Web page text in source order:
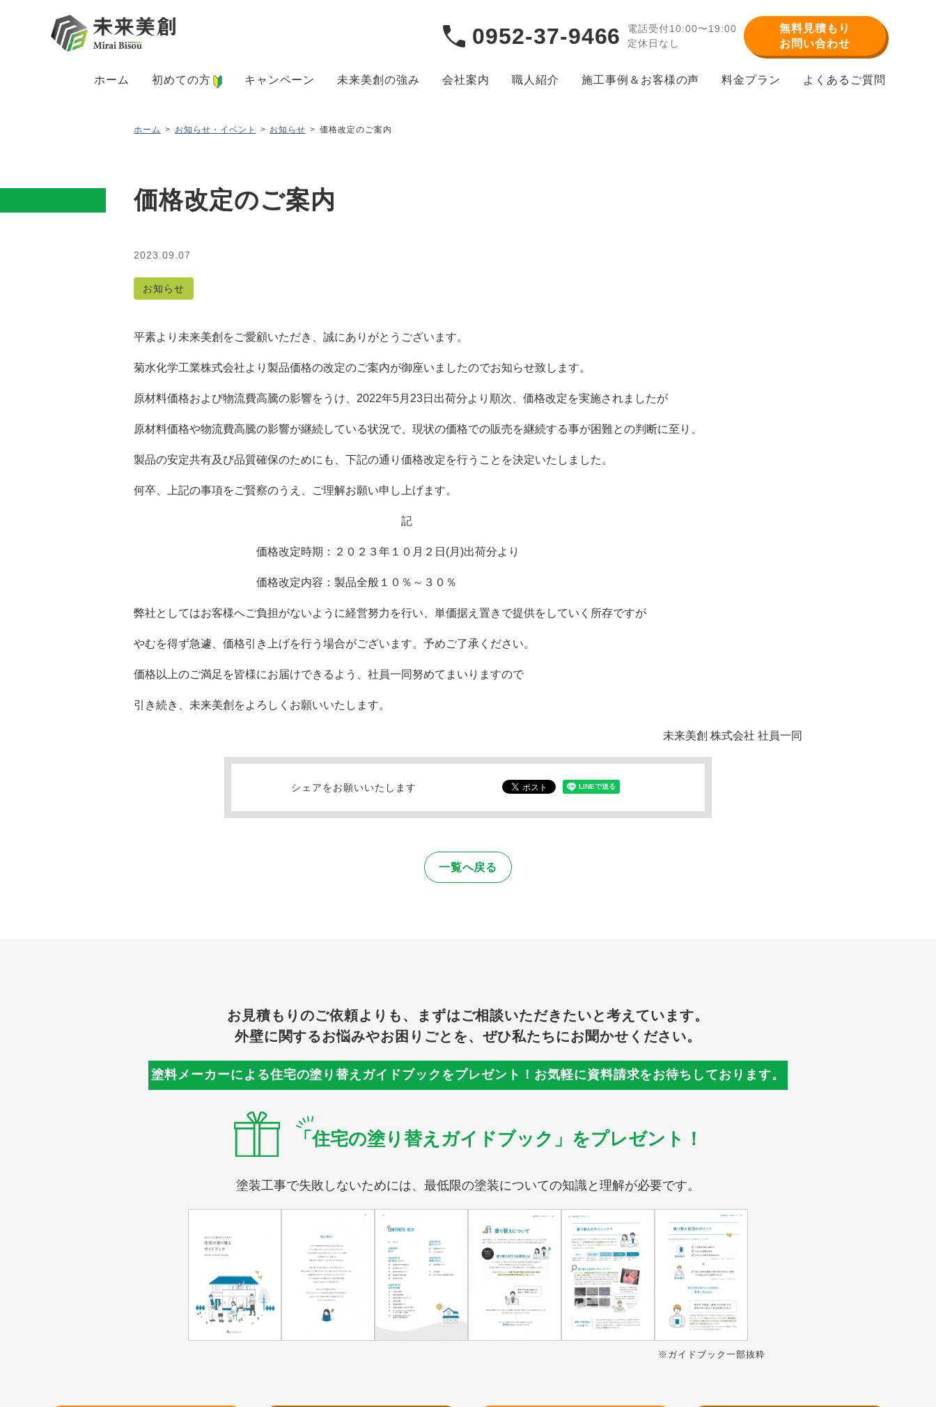
0952-37-9466
電話受付10:00〜19:00
定休日なし
無料見積もり
お問い合わせ
ホーム 初めての方 キャンペーン 未来美創の強み 会社案内 職人紹介 施工事例＆お客様の声 料金プラン よくあるご質問
ホーム > お知らせ・イベント > お知らせ > 価格改定のご案内
価格改定のご案内
2023.09.07
お知らせ
平素より未来美創をご愛顧いただき、誠にありがとうございます。
菊水化学工業株式会社より製品価格の改定のご案内が御座いましたのでお知らせ致します。
原材料価格および物流費高騰の影響をうけ、2022年5月23日出荷分より順次、価格改定を実施されましたが
原材料価格や物流費高騰の影響が継続している状況で、現状の価格での販売を継続する事が困難との判断に至り、
製品の安定共有及び品質確保のためにも、下記の通り価格改定を行うことを決定いたしました。
何卒、上記の事項をご賢察のうえ、ご理解お願い申し上げます。
記
価格改定時期：２０２３年１０月２日(月)出荷分より
価格改定内容：製品全般１０％～３０％
弊社としてはお客様へご負担がないように経営努力を行い、単価据え置きで提供をしていく所存ですが
やむを得ず急遽、価格引き上げを行う場合がございます。予めご了承ください。
価格以上のご満足を皆様にお届けできるよう、社員一同努めてまいりますので
引き続き、未来美創をよろしくお願いいたします。
未来美創 株式会社 社員一同
シェアをお願いいたします
一覧へ戻る
お見積もりのご依頼よりも、まずはご相談いただきたいと考えています。
外壁に関するお悩みやお困りごとを、ぜひ私たちにお聞かせください。
塗料メーカーによる住宅の塗り替えガイドブックをプレゼント！ お気軽に資料請求をお待ちしております。
「住宅の塗り替えガイドブック」をプレゼント！
塗装工事で失敗しないためには、最低限の塗装についての知識と理解が必要です。
※ガイドブック一部抜粋